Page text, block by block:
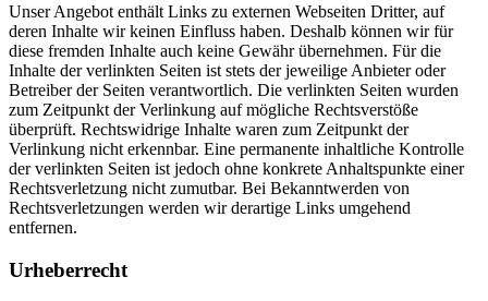
Unser Angebot enthält Links zu externen Webseiten Dritter, auf
deren Inhalte wir keinen Einfluss haben. Deshalb können wir für
diese fremden Inhalte auch keine Gewähr übernehmen. Für die
Inhalte der verlinkten Seiten ist stets der jeweilige Anbieter oder
Betreiber der Seiten verantwortlich. Die verlinkten Seiten wurden
zum Zeitpunkt der Verlinkung auf mögliche Rechtsverstöße
überprüft. Rechtswidrige Inhalte waren zum Zeitpunkt der
Verlinkung nicht erkennbar. Eine permanente inhaltliche Kontrolle
der verlinkten Seiten ist jedoch ohne konkrete Anhaltspunkte einer
Rechtsverletzung nicht zumutbar. Bei Bekanntwerden von
Rechtsverletzungen werden wir derartige Links umgehend
entfernen.
Urheberrecht